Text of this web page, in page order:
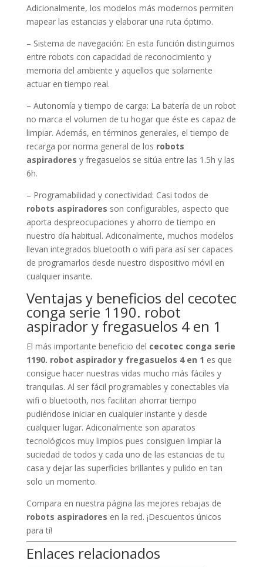
Adicionalmente, los modelos más modernos permiten
mapear las estancias y elaborar una ruta óptimo.
– Sistema de navegación: En esta función distinguimos
entre robots con capacidad de reconocimiento y
memoria del ambiente y aquellos que solamente
actuar en tiempo real.
– Autonomía y tiempo de carga: La batería de un robot
no marca el volumen de tu hogar que éste es capaz de
limpiar. Además, en términos generales, el tiempo de
recarga por norma general de los robots
aspiradores y fregasuelos se sitúa entre las 1.5h y las
6h.
– Programabilidad y conectividad: Casi todos de
robots aspiradores son configurables, aspecto que
aporta despreocupaciones y ahorro de tiempo en
nuestro día habitual. Adiconalmente, muchos modelos
llevan integrados bluetooth o wifi para así ser capaces
de programarlos desde nuestro dispositivo móvil en
cualquier insante.
Ventajas y beneficios del cecotec
conga serie 1190. robot
aspirador y fregasuelos 4 en 1
El más importante beneficio del cecotec conga serie
1190. robot aspirador y fregasuelos 4 en 1 es que
consigue hacer nuestras vidas mucho más fáciles y
tranquilas. Al ser fácil programables y conectables vía
wifi o bluetooth, nos facilitan ahorrar tiempo
pudiéndose iniciar en cualquier instante y desde
cualquier lugar. Adiconalmente son aparatos
tecnológicos muy limpios pues consiguen limpiar la
suciedad de todos y cada uno de las estancias de tu
casa y dejar las superficies brillantes y pulido en tan
solo un momento.
Compara en nuestra página las mejores rebajas de
robots aspiradores en la red. ¡Descuentos únicos
para tí!
Enlaces relacionados